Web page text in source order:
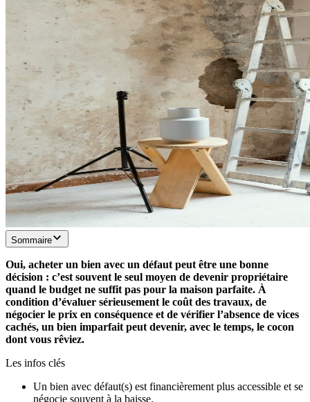
Sommaire
Oui, acheter un bien avec un défaut peut être une bonne
décision : c’est souvent le seul moyen de devenir propriétaire
quand le budget ne suffit pas pour la maison parfaite. À
condition d’évaluer sérieusement le coût des travaux, de
négocier le prix en conséquence et de vérifier l’absence de vices
cachés, un bien imparfait peut devenir, avec le temps, le cocon
dont vous rêviez.
Les infos clés
Un bien avec défaut(s) est financièrement plus accessible et se
négocie souvent à la baisse.